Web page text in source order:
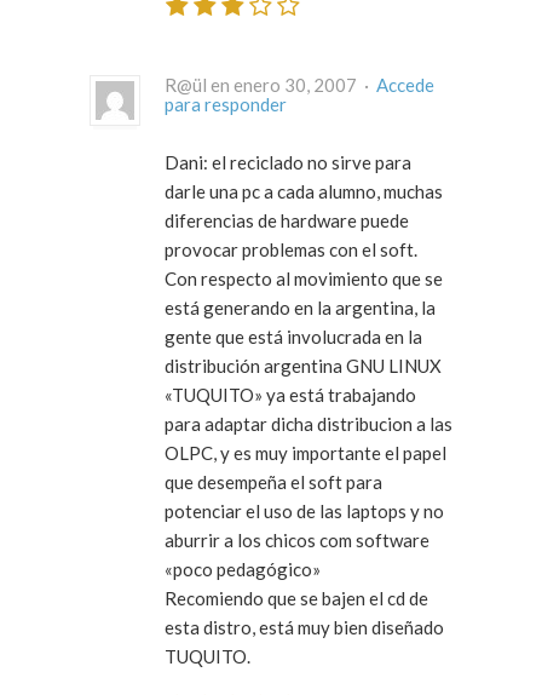
R@ül en enero 30, 2007 · Accede
para responder
Dani: el reciclado no sirve para
darle una pc a cada alumno, muchas
diferencias de hardware puede
provocar problemas con el soft.
Con respecto al movimiento que se
está generando en la argentina, la
gente que está involucrada en la
distribución argentina GNU LINUX
«TUQUITO» ya está trabajando
para adaptar dicha distribucion a las
OLPC, y es muy importante el papel
que desempeña el soft para
potenciar el uso de las laptops y no
aburrir a los chicos com software
«poco pedagógico»
Recomiendo que se bajen el cd de
esta distro, está muy bien diseñado
TUQUITO.